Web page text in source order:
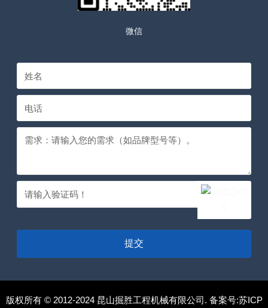
微信
提交
版权所有 © 2012-2024 昆山掘胜工程机械有限公司. 备案号:苏ICP